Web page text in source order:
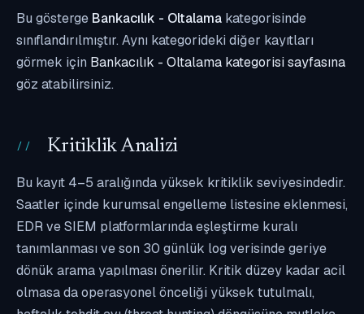
Bu gösterge Bankacılık - Oltalama kategorisinde
sınıflandırılmıştır. Aynı kategorideki diğer kayıtları
görmek için Bankacılık - Oltalama kategorisi sayfasına
göz atabilirsiniz.
Kritiklik Analizi
Bu kayıt 4–5 aralığında yüksek kritiklik seviyesindedir.
Saatler içinde kurumsal engelleme listesine eklenmesi,
EDR ve SIEM platformlarında eşleştirme kuralı
tanımlanması ve son 30 günlük log verisinde geriye
dönük arama yapılması önerilir. Kritik düzey kadar acil
olmasa da operasyonel önceliği yüksek tutulmalı,